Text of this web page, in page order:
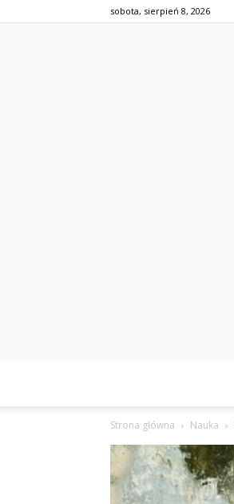
sobota, sierpień 8, 2026
Strona główna Nauka